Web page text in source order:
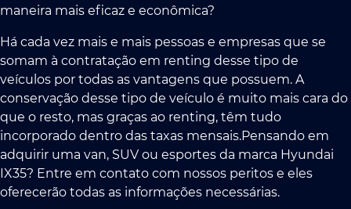
maneira mais eficaz e econômica?
Há cada vez mais e mais pessoas e empresas que se
somam à contratação em renting desse tipo de
veículos por todas as vantagens que possuem. A
conservação desse tipo de veículo é muito mais cara do
que o resto, mas graças ao renting, têm tudo
incorporado dentro das taxas mensais.Pensando em
adquirir uma van, SUV ou esportes da marca Hyundai
IX35? Entre em contato com nossos peritos e eles
oferecerão todas as informações necessárias.